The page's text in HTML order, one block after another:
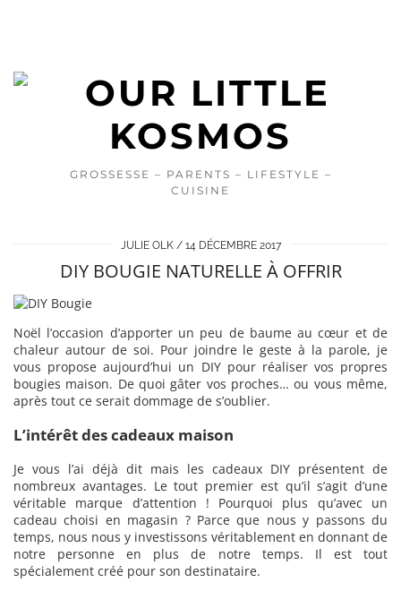
GROSSESSE – PARENTS – LIFESTYLE –
CUISINE
JULIE OLK 14 DÉCEMBRE 2017
DIY BOUGIE NATURELLE À OFFRIR
Noël l’occasion d’apporter un peu de baume au cœur et de
chaleur autour de soi. Pour joindre le geste à la parole, je
vous propose aujourd’hui un DIY pour réaliser vos propres
bougies maison. De quoi gâter vos proches… ou vous même,
après tout ce serait dommage de s’oublier.
L’intérêt des cadeaux maison
Je vous l’ai déjà dit mais les cadeaux DIY présentent de
nombreux avantages. Le tout premier est qu’il s’agit d’une
véritable marque d’attention ! Pourquoi plus qu’avec un
cadeau choisi en magasin ? Parce que nous y passons du
temps, nous nous y investissons véritablement en donnant de
notre personne en plus de notre temps. Il est tout
spécialement créé pour son destinataire.